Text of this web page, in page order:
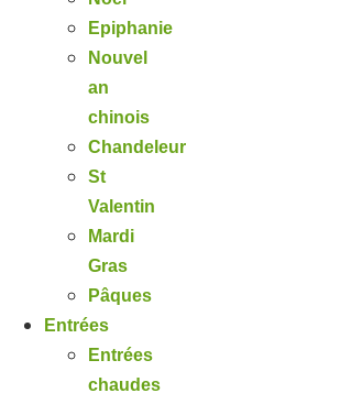
Epiphanie
Nouvel
an
chinois
Chandeleur
St
Valentin
Mardi
Gras
Pâques
Entrées
Entrées
chaudes